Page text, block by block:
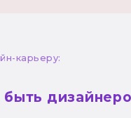
карьеру: